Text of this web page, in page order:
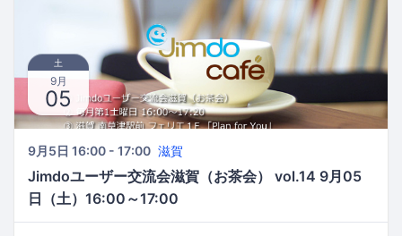
土
9月
05
9月5日 16:00 - 17:00 滋賀
Jimdoユーザー交流会滋賀（お茶会） vol.14 9月05
日（土）16:00～17:00